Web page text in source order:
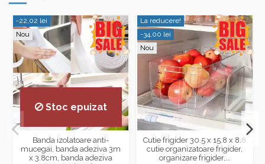
-22,02 lei
Nou
Stoc epuizat
Banda izolatoare anti-
mucegai, banda adeziva 3m
x 3.8cm, banda adeziva
La reducere!
-34,00 lei
Nou
Cutie frigider 30.5 x 15.8 x 8.8
cutie organizatoare frigider,
organizare frigider,...